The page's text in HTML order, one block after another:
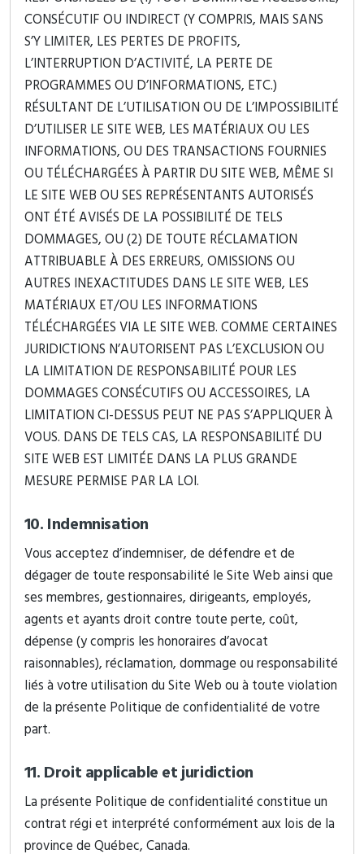
CONSÉCUTIF OU INDIRECT (Y COMPRIS, MAIS SANS
S’Y LIMITER, LES PERTES DE PROFITS,
L’INTERRUPTION D’ACTIVITÉ, LA PERTE DE
PROGRAMMES OU D’INFORMATIONS, ETC.)
RÉSULTANT DE L’UTILISATION OU DE L’IMPOSSIBILITÉ
D’UTILISER LE SITE WEB, LES MATÉRIAUX OU LES
INFORMATIONS, OU DES TRANSACTIONS FOURNIES
OU TÉLÉCHARGÉES À PARTIR DU SITE WEB, MÊME SI
LE SITE WEB OU SES REPRÉSENTANTS AUTORISÉS
ONT ÉTÉ AVISÉS DE LA POSSIBILITÉ DE TELS
DOMMAGES, OU (2) DE TOUTE RÉCLAMATION
ATTRIBUABLE À DES ERREURS, OMISSIONS OU
AUTRES INEXACTITUDES DANS LE SITE WEB, LES
MATÉRIAUX ET/OU LES INFORMATIONS
TÉLÉCHARGÉES VIA LE SITE WEB. COMME CERTAINES
JURIDICTIONS N’AUTORISENT PAS L’EXCLUSION OU
LA LIMITATION DE RESPONSABILITÉ POUR LES
DOMMAGES CONSÉCUTIFS OU ACCESSOIRES, LA
LIMITATION CI-DESSUS PEUT NE PAS S’APPLIQUER À
VOUS. DANS DE TELS CAS, LA RESPONSABILITÉ DU
SITE WEB EST LIMITÉE DANS LA PLUS GRANDE
MESURE PERMISE PAR LA LOI.
10. Indemnisation
Vous acceptez d’indemniser, de défendre et de
dégager de toute responsabilité le Site Web ainsi que
ses membres, gestionnaires, dirigeants, employés,
agents et ayants droit contre toute perte, coût,
dépense (y compris les honoraires d’avocat
raisonnables), réclamation, dommage ou responsabilité
liés à votre utilisation du Site Web ou à toute violation
de la présente Politique de confidentialité de votre
part.
11. Droit applicable et juridiction
La présente Politique de confidentialité constitue un
contrat régi et interprété conformément aux lois de la
province de Québec, Canada.